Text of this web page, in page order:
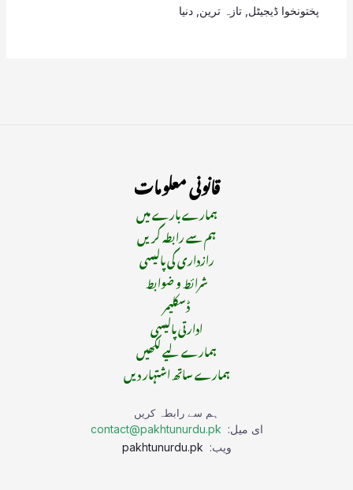
پختونخوا ڈیجیٹل, تازہ ترین, دنیا
قانونی معلومات
ہمارے بارے میں
ہم سے رابطہ کریں
رازداری کی پالیسی
شرائط و ضوابط
ڈسکلیمر
ادارتی پالیسی
ہمارے لیے لکھیں
ہمارے ساتھ اشتہار دیں
ہم سے رابطہ کریں
ای میل: contact@pakhtunurdu.pk
ویب: